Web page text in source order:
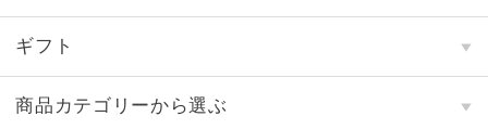
ギフト
商品カテゴリーから選ぶ